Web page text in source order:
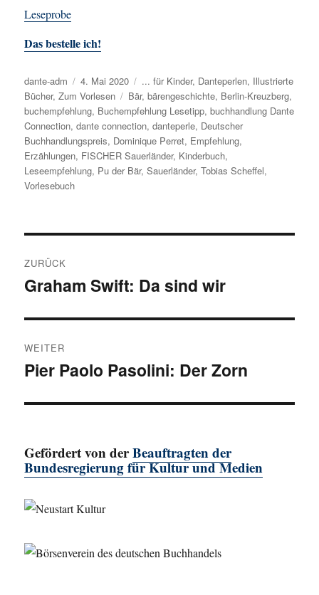
Leseprobe
Das bestelle ich!
Autor
dante-adm
Veröffentlicht
am
4. Mai 2020 Kategorien
... für Kinder, Danteperlen, Illustrierte
Bücher,Zum Vorlesen Schlagwörter
Bär,bärengeschichte, Berlin-Kreuzberg,
buchempfehlung, Buchempfehlung Lesetipp,buchhandlung Dante
Connection,dante connection,danteperle, Deutscher
Buchhandlungspreis, Dominique Perret, Empfehlung,
Erzählungen, FISCHER Sauerländer, Kinderbuch,
Leseempfehlung, Pu der Bär,Sauerländer,Tobias Scheffel,
Vorlesebuch
ZURÜCK
Vorheriger
Graham Swift: Da sind wir
WEITER
Nächster
Pier Paolo Pasolini: Der Zorn
Gefördert von derBeauftragten der
Bundesregierung für Kultur und Medien